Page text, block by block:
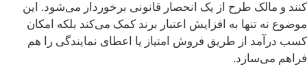
کنند و مالک طرح از یک انحصار قانونی برخوردار می‌شود. این
موضوع نه تنها به افزایش اعتبار برند کمک می‌کند بلکه امکان
کسب درآمد از طریق فروش امتیاز یا اعطای نمایندگی را هم
فراهم می‌سازد.